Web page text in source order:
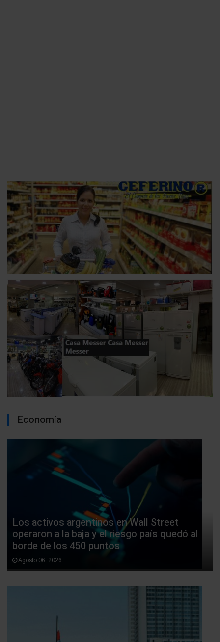
Economía
Los activos argentinos en Wall Street
operaron a la baja y el riesgo país quedó al
borde de los 450 puntos
Agosto 06, 2026